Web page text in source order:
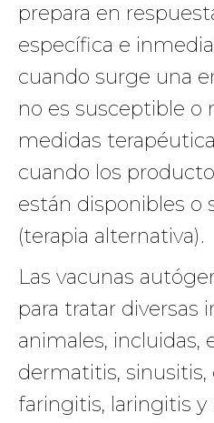
prepara en
específica e
cuando surge una
no es susceptible o
medidas
cuando los
están disponibles o
(terapia alternativa).
Las vacunas
para tratar diversas
animales, incluidas,
dermatitis, sinusitis,
faringitis, laringitis